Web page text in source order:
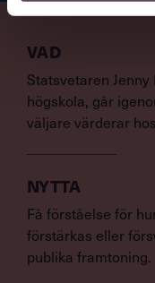
VAD
Statsvetaren
högskola, går
väljare värderar
NYTTA
Få förståelse för
förstärkas eller
publika framtoning.